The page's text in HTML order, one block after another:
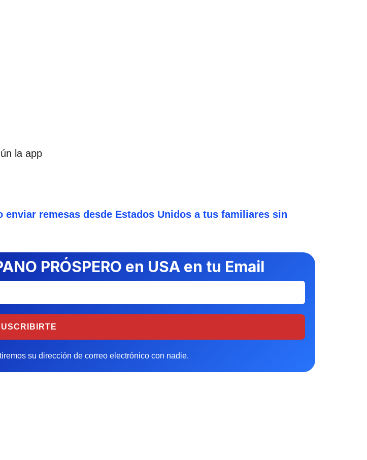
la app
enviar remesas desde Estados Unidos a tus familiares sin
PRÓSPERO en USA en tu Email
su dirección de correo electrónico con nadie.